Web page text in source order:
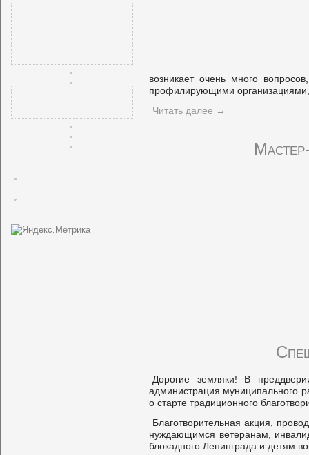
возникает очень много
профилирующими организациями,
Читать далее →
Дорогие земляки! В
администрация муниципального
о старте традиционного
Благотворительная акция,
нуждающимся ветеранам,
блокадного Ленинграда и детям